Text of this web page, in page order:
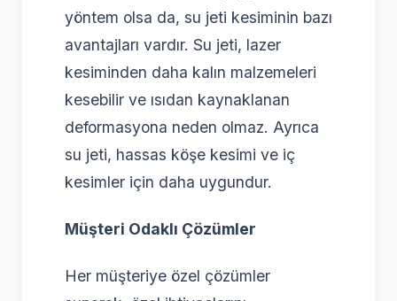
yöntem olsa da, su jeti kesiminin bazı
avantajları vardır. Su jeti, lazer
kesiminden daha kalın malzemeleri
kesebilir ve ısıdan kaynaklanan
deformasyona neden olmaz. Ayrıca
su jeti, hassas köşe kesimi ve iç
kesimler için daha uygundur.
Müşteri Odaklı Çözümler
Her müşteriye özel çözümler